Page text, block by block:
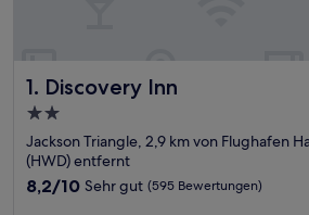
1. Discovery Inn
Discovery Inn
2.0-
Sterne-
Unterkunft
Jackson Triangle, 2,9 km von Flughafen
(HWD) entfernt
8.2
8,2/10 Sehr gut (595 Bewertungen)